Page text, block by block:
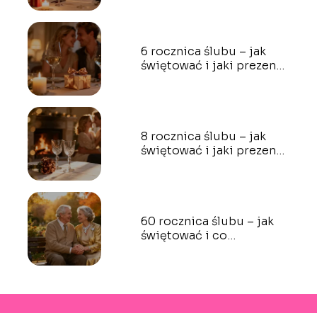
6 rocznica ślubu – jak
świętować i jaki prezent
8 rocznica ślubu – jak
świętować i jaki prezent
60 rocznica ślubu – jak
świętować i co